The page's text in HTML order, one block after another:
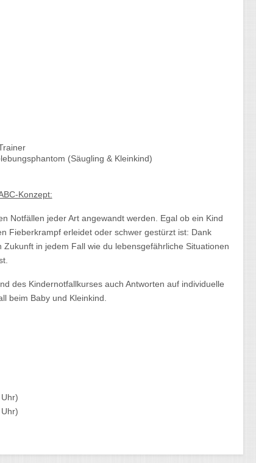
(Säugling & Kleinkind)
Konzept:
Notfällen jeder Art angewandt werden. Egal ob ein Kind
Fieberkrampf erleidet oder schwer gestürzt ist: Dank
in jedem Fall wie du lebensgefährliche Situationen
des Kindernotfallkurses auch Antworten auf individuelle
beim Baby und Kleinkind.